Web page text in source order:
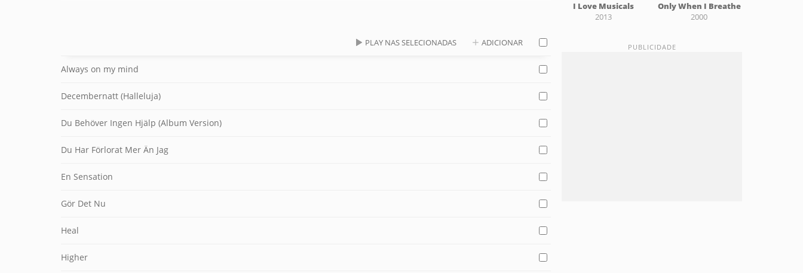
PLAY NAS SELECIONADAS ADICIONAR
Always on my mind
Decembernatt (Halleluja)
Du Behöver Ingen Hjälp (Album Version)
Du Har Förlorat Mer Än Jag
En Sensation
Gör Det Nu
Heal
Higher
I Love Musicals
2013
Only When I Breathe
2000